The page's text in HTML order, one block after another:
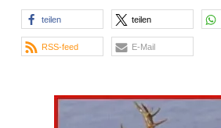
teilen teilen
RSS-feed E-Mail